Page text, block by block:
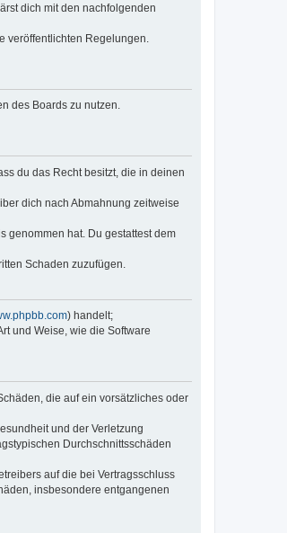
dich mit den nachfolgenden
veröffentlichten Regelungen.
des Boards zu nutzen.
du das Recht besitzt, die in deinen
dich nach Abmahnung zeitweise
genommen hat. Du gestattest dem
Schaden zuzufügen.
) handelt;
und Weise, wie die Software
die auf ein vorsätzliches oder
und der Verletzung
Durchschnittsschäden
auf die bei Vertragsschluss
insbesondere entgangenen